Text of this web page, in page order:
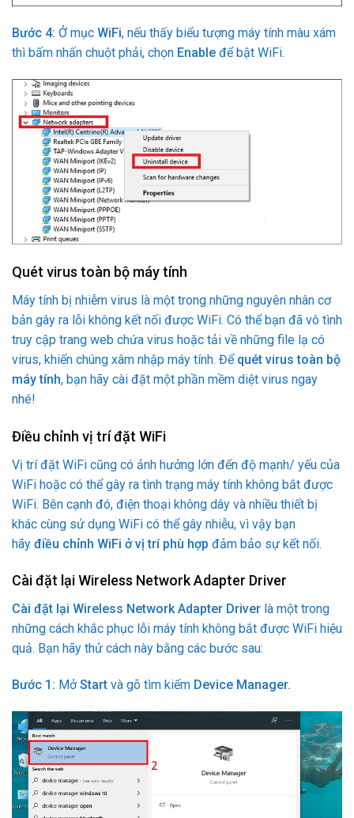
Bước 4: Ở mục WiFi, nếu thấy biểu tượng máy tính màu xám
thì bấm nhấn chuột phải, chọn Enable để bật WiFi.
Quét virus toàn bộ máy tính
Máy tính bị nhiễm virus là một trong những nguyên nhân cơ
bản gây ra lỗi không kết nối được WiFi. Có thể bạn đã vô tình
truy cập trang web chứa virus hoặc tải về những file lạ có
virus, khiến chúng xâm nhập máy tính. Để quét virus toàn bộ
máy tính, bạn hãy cài đặt một phần mềm diệt virus ngay
nhé!
Điều chỉnh vị trí đặt WiFi
Vị trí đặt WiFi cũng có ảnh hưởng lớn đến độ mạnh/ yếu của
WiFi hoặc có thể gây ra tình trạng máy tính không bắt được
WiFi. Bên cạnh đó, điện thoại không dây và nhiều thiết bị
khác cùng sử dụng WiFi có thể gây nhiễu, vì vậy bạn
hãy điều chỉnh WiFi ở vị trí phù hợp đảm bảo sự kết nối.
Cài đặt lại Wireless Network Adapter Driver
Cài đặt lại Wireless Network Adapter Driver là một trong
những cách khắc phục lỗi máy tính không bắt được WiFi hiệu
quả. Bạn hãy thử cách này bằng các bước sau:
Bước 1: MởStart và gõ tìm kiếm Device Manager.